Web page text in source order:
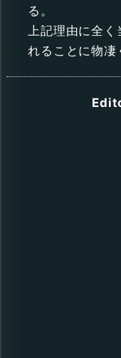
る。
上記理由に全
れることに物凄